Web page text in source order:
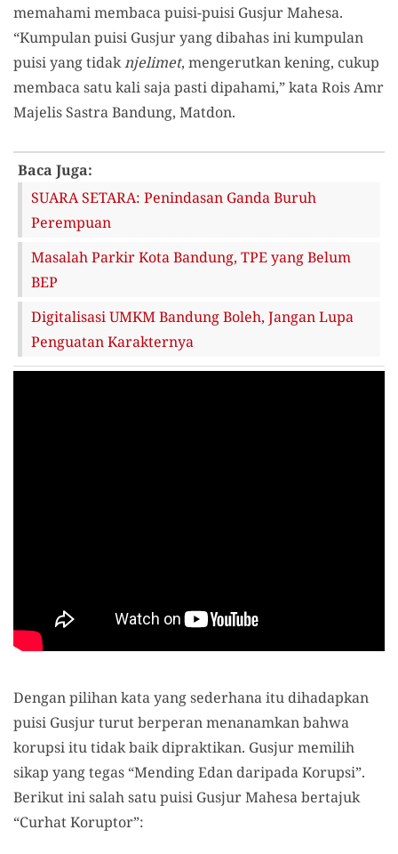
memahami membaca puisi-puisi Gusjur Mahesa.
“Kumpulan puisi Gusjur yang dibahas ini kumpulan
puisi yang tidaknjelimet, mengerutkan kening, cukup
membaca satu kali saja pasti dipahami,” kata Rois Amr
Majelis Sastra Bandung, Matdon.
Baca Juga:
SUARA SETARA: Penindasan Ganda Buruh
Perempuan
Masalah Parkir Kota Bandung, TPE yang Belum
BEP
Digitalisasi UMKM Bandung Boleh, Jangan Lupa
Penguatan Karakternya
Dengan pilihan kata yang sederhana itu dihadapkan
puisi Gusjur turut berperan menanamkan bahwa
korupsi itu tidak baik dipraktikan. Gusjur memilih
sikap yang tegas “Mending Edan daripada Korupsi”.
Berikut ini salah satu puisi Gusjur Mahesa bertajuk
“Curhat Koruptor”: